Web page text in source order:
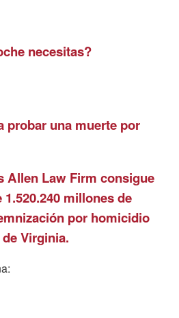
necesitas?
probar una muerte por
Allen Law Firm consigue
millones de
por homicidio
Virginia.